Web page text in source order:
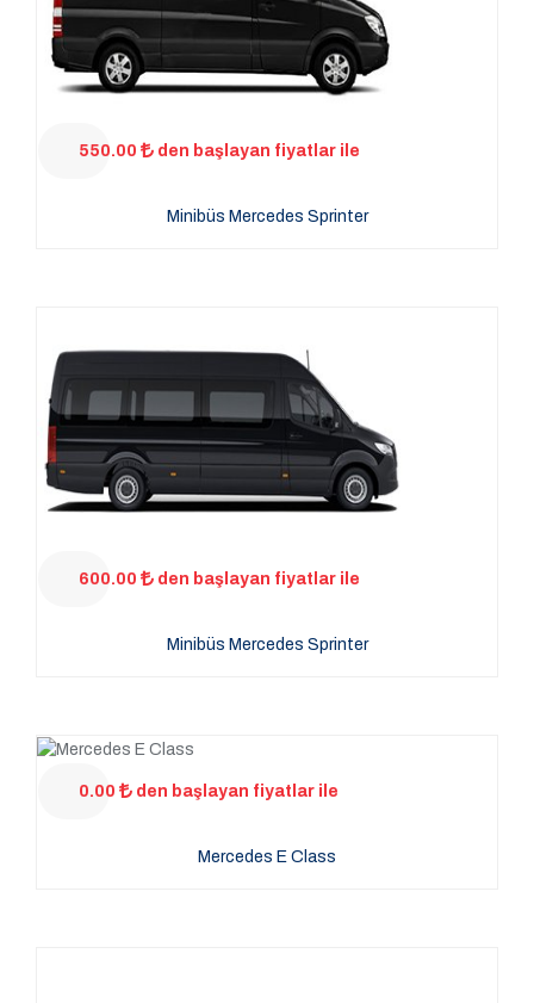
550.00 den başlayan fiyatlar ile
Minibüs Mercedes Sprinter
600.00 den başlayan fiyatlar ile
Minibüs Mercedes Sprinter
0.00 den başlayan fiyatlar ile
Mercedes E Class